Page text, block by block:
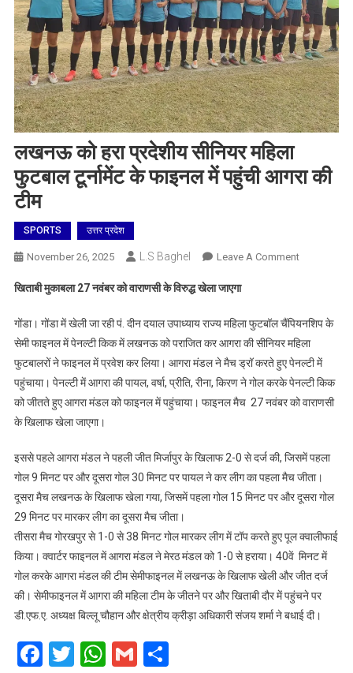
लखनऊ को हरा प्रदेशीय सीनियर महिला
फुटबाल टूर्नामेंट के फाइनल में पहुंची आगरा की
टीम
SPORTS उत्तर प्रदेश
November 26, 2025 L.S Baghel Leave A CommentOn
प्रदेशीय
सीनियर
महिला
फुटबाल
टूर्नामेंट
में
पहुंची
आगरा
खिताबी मुकाबला 27 नवंबर को वाराणसी के विरुद्ध खेला जाएगा
गोंडा। गोंडा में खेली जा रही पं. दीन दयाल उपाध्याय राज्य महिला फुटबॉल चैंपियनशिप के
सेमी फाइनल में पेनल्टी किक में लखनऊ को पराजित कर आगरा की सीनियर महिला
फुटबालरों ने फाइनल में प्रवेश कर लिया। आगरा मंडल ने मैच ड्रॉ करते हुए पेनल्टी में
पहुंचाया। पेनल्टी में आगरा की पायल, वर्षा, प्रीति, रीना, किरण ने गोल करके पेनल्टी किक
को जीतते हुए आगरा मंडल को फाइनल में पहुंचाया। फाइनल मैच 27 नवंबर को वाराणसी
के खिलाफ खेला जाएगा।
इससे पहले आगरा मंडल ने पहली जीत मिर्जापुर के खिलाफ 2-0 से दर्ज की, जिसमें पहला
गोल 9 मिनट पर और दूसरा गोल 30 मिनट पर पायल ने कर लीग का पहला मैच जीता।
दूसरा मैच लखनऊ के खिलाफ खेला गया, जिसमें पहला गोल 15 मिनट पर और दूसरा गोल
29 मिनट पर मारकर लीग का दूसरा मैच जीता।
तीसरा मैच गोरखपुर से 1-0 से 38 मिनट गोल मारकर लीग में टॉप करते हुए पूल क्वालीफाई
किया। क्वार्टर फाइनल में आगरा मंडल ने मेरठ मंडल को 1-0 से हराया। 40वें मिनट में
गोल करके आगरा मंडल की टीम सेमीफाइनल में लखनऊ के खिलाफ खेली और जीत दर्ज
की। सेमीफाइनल में आगरा की महिला टीम के जीतने पर और खिताबी दौर में पहुंचने पर
डी.एफ.ए. अध्यक्ष बिल्लू चौहान और क्षेत्रीय क्रीड़ा अधिकारी संजय शर्मा ने बधाई दी।
Facebook
Twitter
WhatsApp
GmailShare